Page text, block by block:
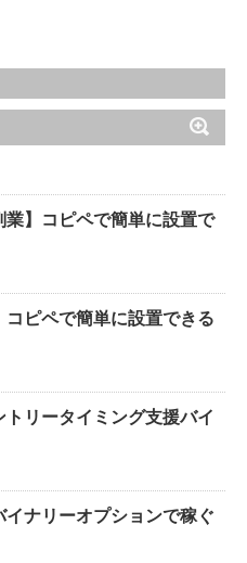
業】コピペで簡単に設置で
コピペで簡単に設置できる
トリータイミング支援バイ
イナリーオプションで稼ぐ